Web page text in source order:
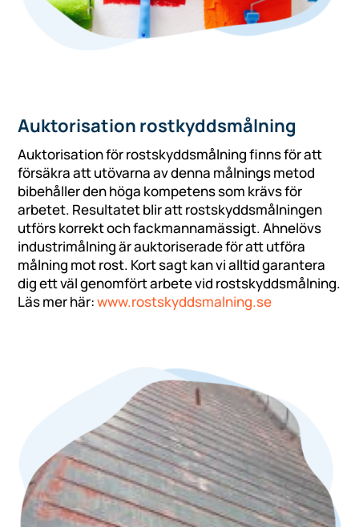
Auktorisation rostkyddsmålning
Auktorisation för rostskyddsmålning finns för att
försäkra att utövarna av denna målnings metod
bibehåller den höga kompetens som krävs för
arbetet. Resultatet blir att rostskyddsmålningen
utförs korrekt och fackmannamässigt. Ahnelövs
industrimålning är auktoriserade för att utföra
målning mot rost. Kort sagt kan vi alltid garantera
dig ett väl genomfört arbete vid rostskyddsmålning.
Läs mer här:www.rostskyddsmalning.se